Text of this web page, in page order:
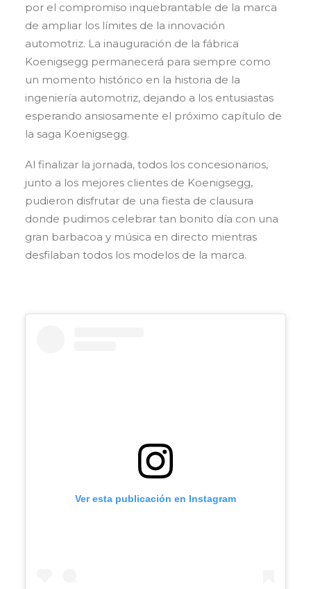
por el compromiso inquebrantable de la marca
de ampliar los límites de la innovación
automotriz. La inauguración de la fábrica
Koenigsegg permanecerá para siempre como
un momento histórico en la historia de la
ingeniería automotriz, dejando a los entusiastas
esperando ansiosamente el próximo capítulo de
la saga Koenigsegg.
Al finalizar la jornada, todos los concesionarios,
junto a los mejores clientes de Koenigsegg,
pudieron disfrutar de una fiesta de clausura
donde pudimos celebrar tan bonito día con una
gran barbacoa y música en directo mientras
desfilaban todos los modelos de la marca.
Ver esta publicación en Instagram